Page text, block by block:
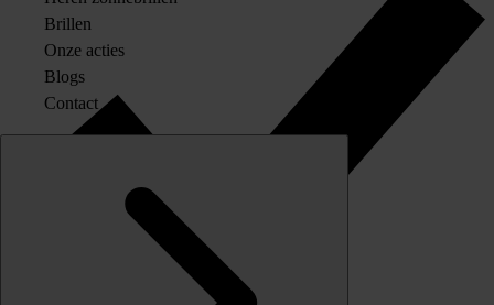
Brillen
Onze acties
Blogs
Contact